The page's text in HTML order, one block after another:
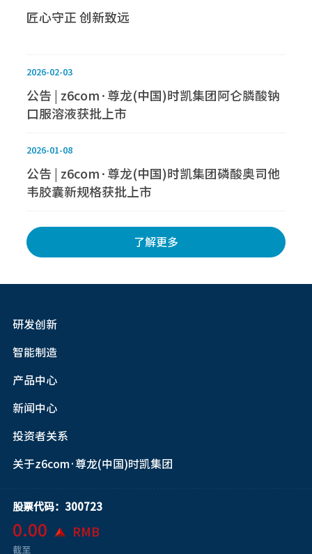
匠心守正 创新致远
2026-02-03
公告 | z6com·尊龙(中国)时凯集团阿仑膦酸钠
口服溶液获批上市
2026-01-08
公告 | z6com·尊龙(中国)时凯集团磷酸奥司他
韦胶囊新规格获批上市
了解更多
研发创新
智能制造
产品中心
新闻中心
投资者关系
关于z6com·尊龙(中国)时凯集团
股票代码：300723
0.00 RMB
截至